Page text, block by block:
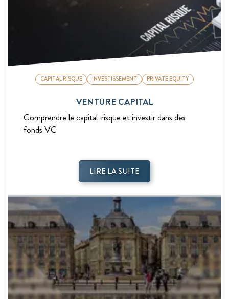
CAPITAL RISQUE INVESTISSEMENT PRIVATE EQUITY
VENTURE CAPITAL
Comprendre le capital-risque et investir dans des
fonds VC
LIRE LA SUITE